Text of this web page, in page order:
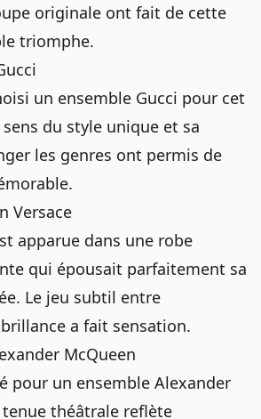
originale ont fait de cette
triomphe.
un ensemble Gucci pour cet
du style unique et sa
les genres ont permis de
Versace
apparue dans une robe
qui épousait parfaitement sa
Le jeu subtil entre
a fait sensation.
McQueen
pour un ensemble Alexander
tenue théâtrale reflète